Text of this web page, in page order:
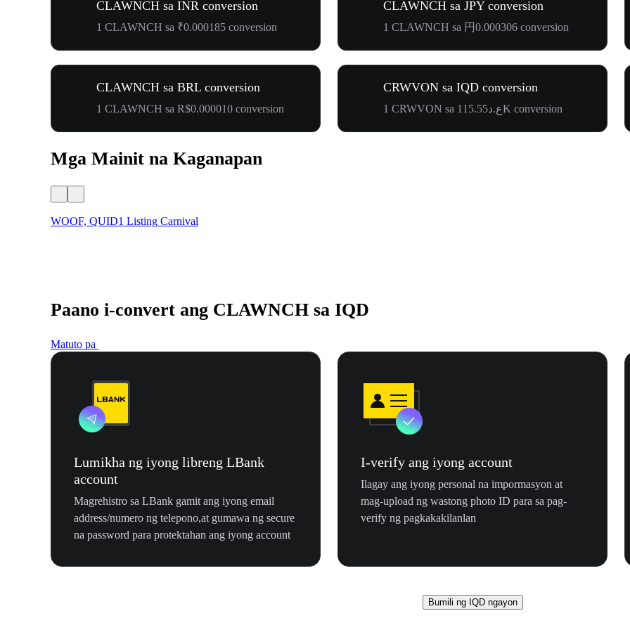
CLAWNCH sa INR conversion
1 CLAWNCH sa ₹0.000185 conversion
CLAWNCH sa JPY conversion
1 CLAWNCH sa 円0.000306 conversion
CLAWNCH sa BRL conversion
1 CLAWNCH sa R$0.000010 conversion
CRWVON sa IQD conversion
1 CRWVON sa ع.د115.55K conversion
Mga Mainit na Kaganapan
WOOF, QUID1 Listing Carnival
Paano i-convert ang CLAWNCH sa IQD
Matuto pa
Lumikha ng iyong libreng LBank
account
Magrehistro sa LBank gamit ang iyong email
address/numero ng telepono,at gumawa ng secure
na password para protektahan ang iyong account
I-verify ang iyong account
Ilagay ang iyong personal na impormasyon at
mag-upload ng wastong photo ID para sa pag-
verify ng pagkakakilanlan
Bumili ng IQD ngayon